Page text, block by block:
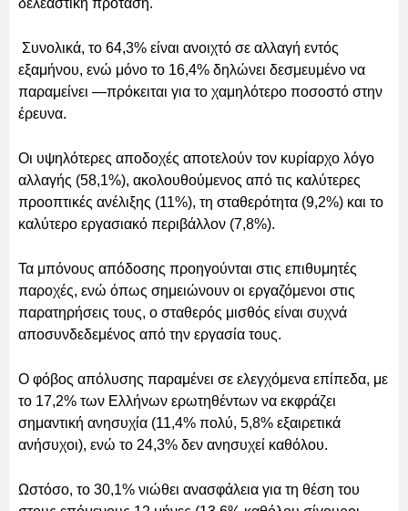
Συνολικά, το 64,3% είναι ανοιχτό σε αλλαγή εντός
εξαμήνου, ενώ μόνο το 16,4% δηλώνει δεσμευμένο να
παραμείνει —πρόκειται για το χαμηλότερο ποσοστό στην
έρευνα.
Οι υψηλότερες αποδοχές αποτελούν τον κυρίαρχο λόγο
αλλαγής (58,1%), ακολουθούμενος από τις καλύτερες
προοπτικές ανέλιξης (11%), τη σταθερότητα (9,2%) και το
καλύτερο εργασιακό περιβάλλον (7,8%).
Τα μπόνους απόδοσης προηγούνται στις επιθυμητές
παροχές, ενώ όπως σημειώνουν οι εργαζόμενοι στις
παρατηρήσεις τους, ο σταθερός μισθός είναι συχνά
αποσυνδεδεμένος από την εργασία τους.
Ο φόβος απόλυσης παραμένει σε ελεγχόμενα επίπεδα, με
το 17,2% των Ελλήνων ερωτηθέντων να εκφράζει
σημαντική ανησυχία (11,4% πολύ, 5,8% εξαιρετικά
ανήσυχοι), ενώ το 24,3% δεν ανησυχεί καθόλου.
Ωστόσο, το 30,1% νιώθει ανασφάλεια για τη θέση του